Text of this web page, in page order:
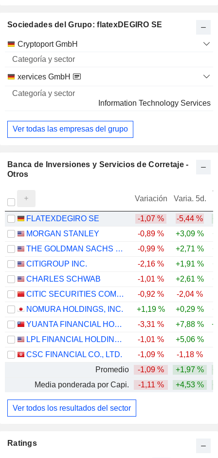
Sociedades del Grupo: flatexDEGIRO SE
Categoría
Cryptoport GmbH
xervices GmbH
Information Technology Services
Ver todas las empresas del grupo
Banca de Inversiones y Servicios de Corretaje -
Otros
Variación Varia. 5d.
FLATEXDEGIRO SE -1,07 % -5,44 %
MORGAN STANLEY
-0,89 % +3,09 %
THE GOLDMAN SACHS GROUP, INC.
-0,99 % +2,71 %
CITIGROUP INC.
-2,16 % +1,91 %
CHARLES SCHWAB
-1,01 % +2,61 %
CITIC SECURITIES COMPANY LIMITED
-0,92 % -2,04 %
NOMURA HOLDINGS, INC.
+1,19 % +0,29 %
YUANTA FINANCIAL HOLDING CO., LTD.
-3,31 % +7,88 %
LPL FINANCIAL HOLDINGS INC.
-1,01 % +5,06 %
CSC FINANCIAL CO., LTD.
-1,09 % -1,18 %
Promedio
-1,09 % +1,97 %
Media ponderada por Capi.
-1,11 % +4,53 %
Ver todos los resultados del sector
Ratings